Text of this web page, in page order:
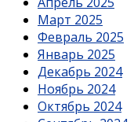
Март 2025
Февраль 2025
Январь 2025
Декабрь 2024
Ноябрь 2024
Октябрь 2024